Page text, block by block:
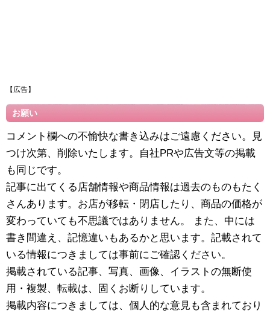
【広告】
お願い
コメント欄への不愉快な書き込みはご遠慮ください。見
つけ次第、削除いたします。自社PRや広告文等の掲載
も同じです。
記事に出てくる店舗情報や商品情報は過去のものもたく
さんあります。お店が移転・閉店したり、商品の価格が
変わっていても不思議ではありません。 また、中には
書き間違え、記憶違いもあるかと思います。記載されて
いる情報につきましては事前にご確認ください。
掲載されている記事、写真、画像、イラストの無断使
用・複製、転載は、固くお断りしています。
掲載内容につきましては、個人的な意見も含まれており